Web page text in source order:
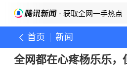
· 获取全网一手热点
首页 新闻
全网都在心疼杨乐乐，